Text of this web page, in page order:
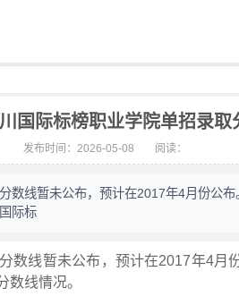
国际标榜职业学院单招录取
发布时间：2026-05-08 阅读：
数线暂未公布，预计在2017年4月份公
际标
数线暂未公布，预计在2017年4月
线情况。